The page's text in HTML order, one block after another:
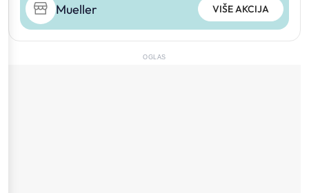
Mueller VIŠE AKCIJA
OGLAS